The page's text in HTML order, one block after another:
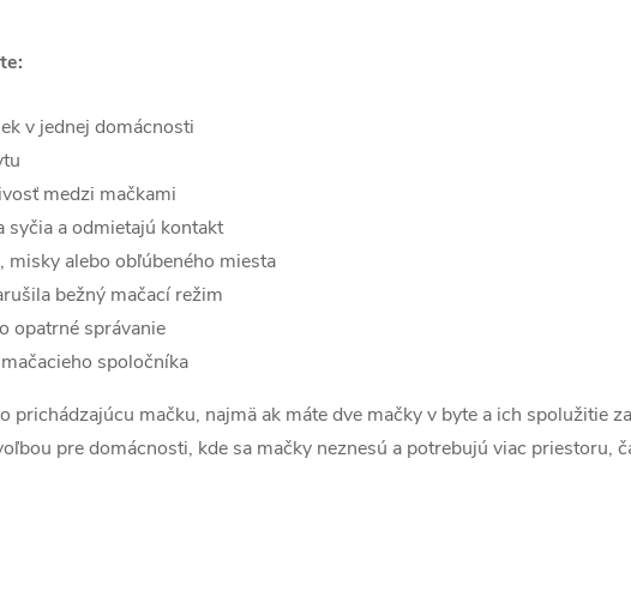
v jednej domácnosti
medzi mačkami
syčia a odmietajú kontakt
misky alebo obľúbeného miesta
bežný mačací režim
opatrné správanie
spoločníka
prichádzajúcu mačku, najmä ak máte dve mačky v byte a ich spolužitie
pre domácnosti, kde sa mačky neznesú a potrebujú viac priestoru,